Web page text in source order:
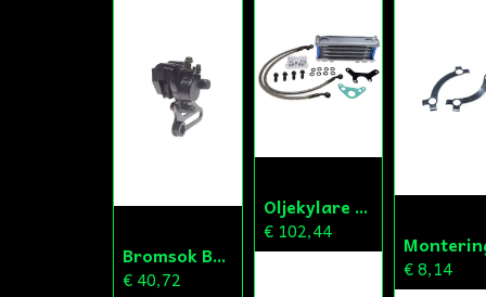
Bromsok Bak Fiddy/Cross
€ 40,72
Oljekylare Universal Fiddy/Cross/ATV
€ 102,44
€ 8,14